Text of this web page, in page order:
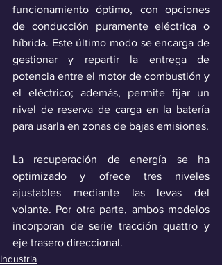
funcionamiento óptimo, con opciones
de conducción puramente eléctrica o
híbrida. Este último modo se encarga de
gestionar y repartir la entrega de
potencia entre el motor de combustión y
el eléctrico; además, permite fijar un
nivel de reserva de carga en la batería
La recuperación de energía se ha
optimizado y ofrece tres niveles
ajustables mediante las levas del
volante. Por otra parte, ambos modelos
incorporan de serie tracción quattro y
eje trasero direccional.
Industria